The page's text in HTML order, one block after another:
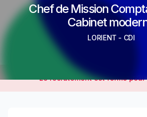
Chef de Mission
Cabinet
LORIENT - CDI
Le recrutement est fermé